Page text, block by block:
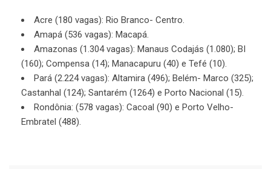
Acre (180 vagas): Rio Branco- Centro.
Amapá (536 vagas): Macapá.
Amazonas (1.304 vagas): Manaus Codajás (1.080); BI
(160); Compensa (14); Manacapuru (40) e Tefé (10).
Pará (2.224 vagas): Altamira (496); Belém- Marco (325);
Castanhal (124); Santarém (1264) e Porto Nacional (15).
Rondônia: (578 vagas): Cacoal (90) e Porto Velho-
Embratel (488).